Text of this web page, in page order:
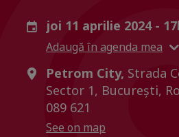
joi 11 aprilie 2024 -
Adaugă în agenda mea
Petrom City, Strada
Sector 1, București,
089 621
See on map